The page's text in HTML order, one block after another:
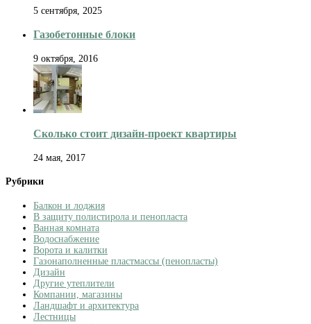
5 сентября, 2025
Газобетонные блоки
9 октября, 2016
Сколько стоит дизайн-проект квартиры
24 мая, 2017
Рубрики
Балкон и лоджия
В защиту полистирола и пенопласта
Ванная комната
Водоснабжение
Ворота и калитки
Газонаполненные пластмассы (пенопласты)
Дизайн
Другие утеплители
Компании, магазины
Ландшафт и архитектура
Лестницы